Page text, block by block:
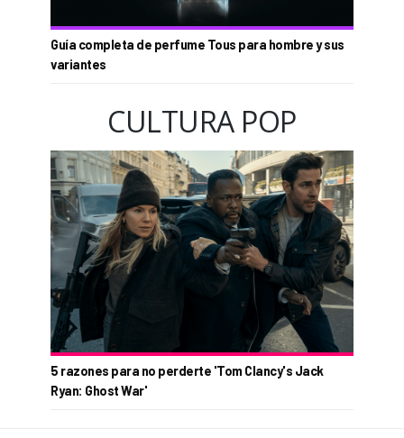
Guía completa de perfume Tous para hombre y sus
variantes
CULTURA POP
5 razones para no perderte 'Tom Clancy's Jack
Ryan: Ghost War'